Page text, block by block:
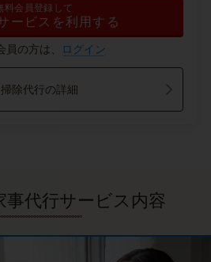
料会員登録して
ービスを利用する
員の方は、 ログイン
除代行の詳細
事代行サービス内容